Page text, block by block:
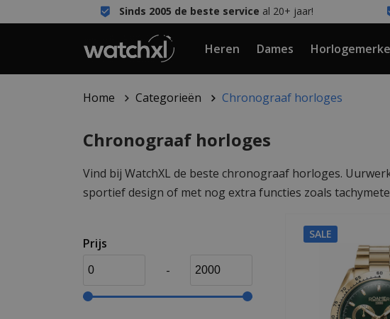
Sinds 2005 de beste service al 20+ jaar!
Heren Dames
Home Categorieën Chronograaf horloges
Chronograaf horloges
Vind bij WatchXL de beste chronograaf horloges.
sportief design of met nog extra functies zoals
Prijs
-
SALE